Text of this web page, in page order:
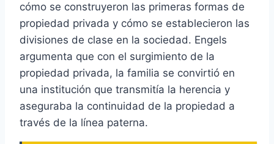
cómo se construyeron las primeras formas de
propiedad privada y cómo se establecieron las
divisiones de clase en la sociedad. Engels
argumenta que con el surgimiento de la
propiedad privada, la familia se convirtió en
una institución que transmitía la herencia y
aseguraba la continuidad de la propiedad a
través de la línea paterna.